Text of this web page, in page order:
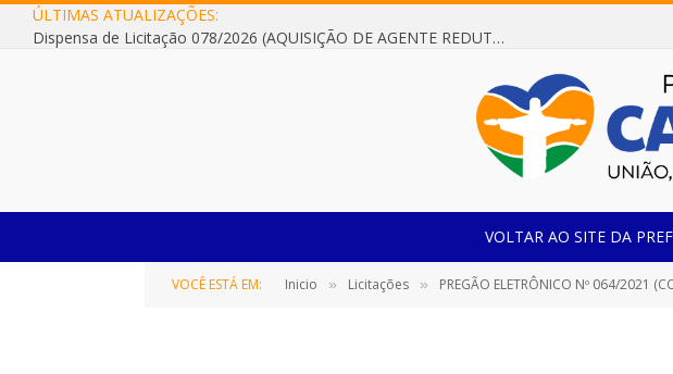
ÚLTIMAS ATUALIZAÇÕES:
Dispensa de Licitação 078/2026 (AQUISIÇÃO DE AGENTE REDUTOR LÍQUIDO AUTOMOTIVO – ARLA 32, PARA ATENDER A FROTA OFICIAL DE VEÍCULOS DA SECRETARIA MUNICIPAL DE EDUCAÇÃO DO MUNICÍPIO DE CASTANHAL/PA)
VOLTAR AO SITE DA
VOCÊ ESTÁ EM: Inicio » Licitações » PREGÃO ELETRÔNICO Nº 064/2021 (CONTRATAÇÃO DE